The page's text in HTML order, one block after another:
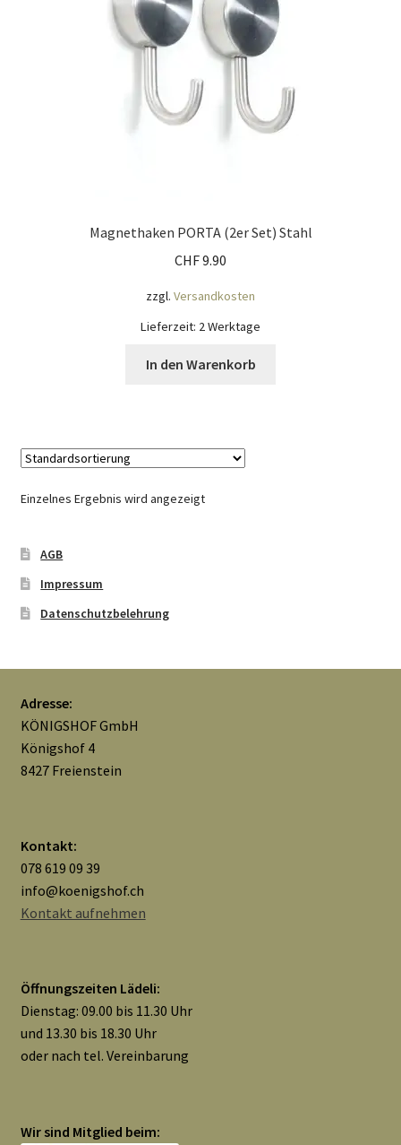
Galerie
Magnethaken PORTA (2er Set) Stahl
CHF9.90
zzgl. Versandkosten
Lieferzeit: 2 Werktage
In den Warenkorb
Einzelnes Ergebnis wird angezeigt
AGB
Impressum
Datenschutzbelehrung
Adresse:
KÖNIGSHOF GmbH
Königshof 4
8427 Freienstein
Kontakt:
078 619 09 39
info@koenigshof.ch
Kontakt aufnehmen
Öffnungszeiten Lädeli:
Dienstag: 09.00 bis 11.30 Uhr
und 13.30 bis 18.30 Uhr
oder nach tel. Vereinbarung
Wir sind Mitglied beim: